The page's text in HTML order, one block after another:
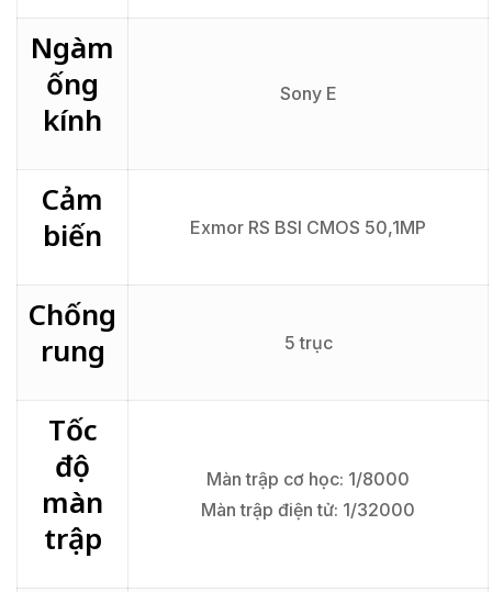
Ngàm
ống
kính
Sony E
Cảm
biến
Exmor RS BSI CMOS 50,1MP
Chống
rung
5 trục
Tốc
độ
màn
trập
Màn trập cơ học: 1/8000
Màn trập điện tử: 1/32000